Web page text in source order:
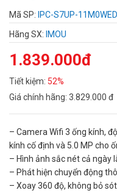
Mã SP: IPC-S7UP-11M0WED
Hãng SX: IMOU
1.839.000đ
Tiết kiệm: 52%
Giá chính hãng: 3.829.000 đ
– Camera Wifi 3 ống kính,
kính cố định và 5.0 MP cho
– Hình ảnh sắc nét cả ngày
– Phát hiện chuyển động
– Xoay 360 độ, không bỏ sót